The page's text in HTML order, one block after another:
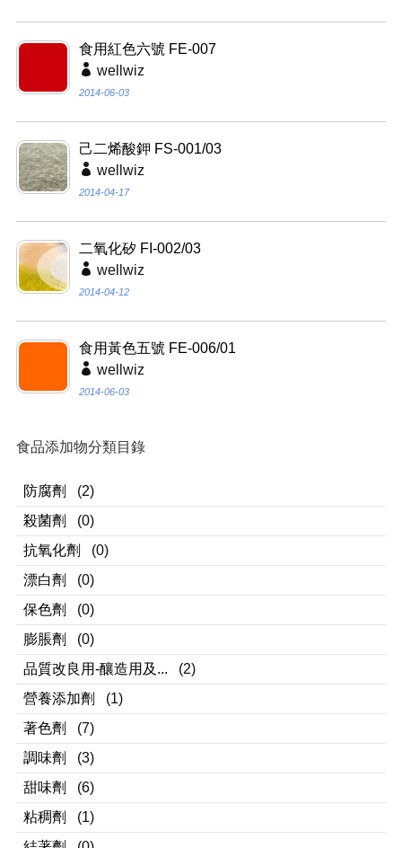
食用紅色六號 FE-007
wellwiz
2014-06-03
己二烯酸鉀 FS-001/03
wellwiz
2014-04-17
二氧化矽 FI-002/03
wellwiz
2014-04-12
食用黃色五號 FE-006/01
wellwiz
2014-06-03
食品添加物分類目錄
防腐劑
(2)
殺菌劑
(0)
抗氧化劑
(0)
漂白劑
(0)
保色劑
(0)
膨脹劑
(0)
品質改良用-釀造用及...
(2)
營養添加劑
(1)
著色劑
(7)
調味劑
(3)
甜味劑
(6)
粘稠劑
(1)